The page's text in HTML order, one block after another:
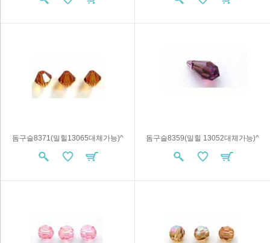
돔구슬8371(밀힐13065대체가능)^ 돔구슬8359(밀힐 13052대체가능)^